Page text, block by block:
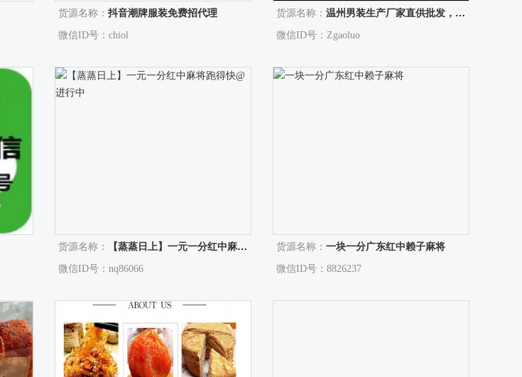
货源名称： 抖音潮牌服装免费招代理
微信ID号：chiol
货源名称： 温州男装生产厂家直供批发，支持免费拿样衣
微信ID号：Zgaoluo
货源名称： 【蒸蒸日上】一元一分红中麻将跑得快@进行中
微信ID号：nq86066
货源名称： 一块一分广东红中赖子麻将
微信ID号：8826237